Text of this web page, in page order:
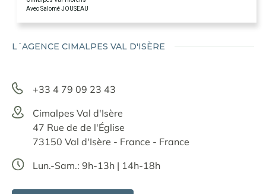
Avec Salomé JOUSEAU
L´AGENCE CIMALPES VAL D'ISÈRE
+33 4 79 09 23 43
Cimalpes Val d'Isère
47 Rue de de l'Église
73150 Val d'Isère - France - France
Lun.-Sam.: 9h-13h | 14h-18h